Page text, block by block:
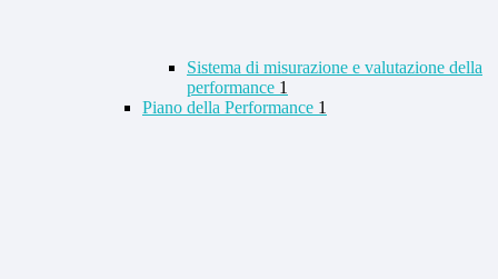
Sistema di misurazione e valutazione della
performance 1
Piano della Performance 1